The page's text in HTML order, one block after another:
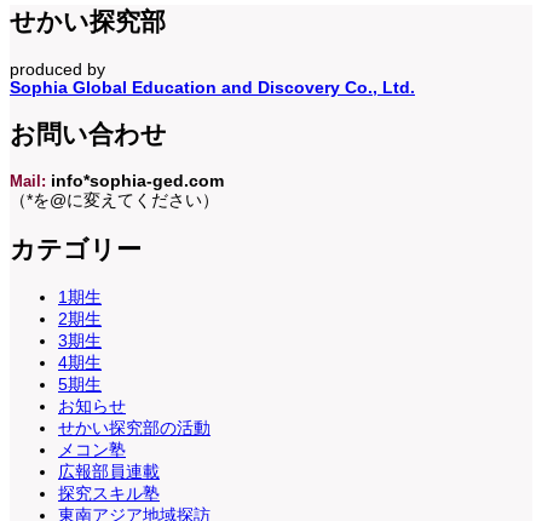
せかい探究部
produced by
Sophia Global Education and Discovery Co., Ltd.
お問い合わせ
Mail: info*sophia-ged.com
（*を@に変えてください）
カテゴリー
1期生
2期生
3期生
4期生
5期生
お知らせ
せかい探究部の活動
メコン塾
広報部員連載
探究スキル塾
東南アジア地域探訪